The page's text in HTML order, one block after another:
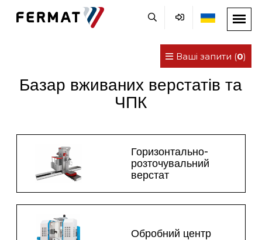
Ваші запити (0)
Базар вживаних верстатів та
ЧПК
Горизонтально-
розточувальний
верстат
Обробний центр